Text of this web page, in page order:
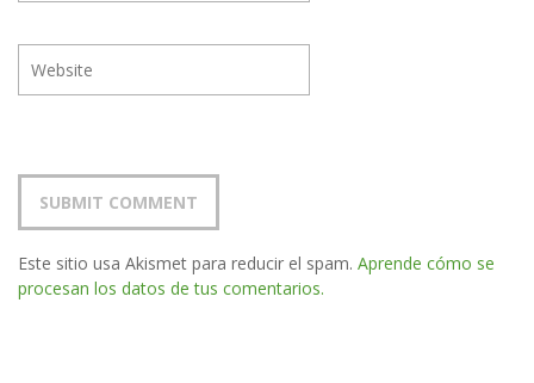
Este sitio usa Akismet para reducir el spam. Aprende cómo se
procesan los datos de tus comentarios.